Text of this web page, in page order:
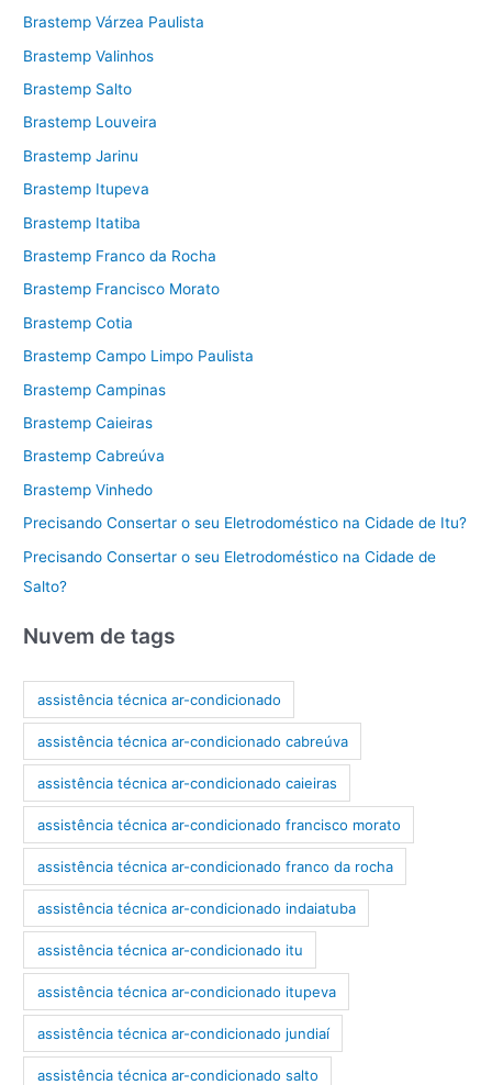
Brastemp Várzea Paulista
Brastemp Valinhos
Brastemp Salto
Brastemp Louveira
Brastemp Jarinu
Brastemp Itupeva
Brastemp Itatiba
Brastemp Franco da Rocha
Brastemp Francisco Morato
Brastemp Cotia
Brastemp Campo Limpo Paulista
Brastemp Campinas
Brastemp Caieiras
Brastemp Cabreúva
Brastemp Vinhedo
Precisando Consertar o seu Eletrodoméstico na Cidade de Itu?
Precisando Consertar o seu Eletrodoméstico na Cidade de
Salto?
Nuvem de tags
assistência técnica ar-condicionado
assistência técnica ar-condicionado cabreúva
assistência técnica ar-condicionado caieiras
assistência técnica ar-condicionado francisco morato
assistência técnica ar-condicionado franco da rocha
assistência técnica ar-condicionado indaiatuba
assistência técnica ar-condicionado itu
assistência técnica ar-condicionado itupeva
assistência técnica ar-condicionado jundiaí
assistência técnica ar-condicionado salto